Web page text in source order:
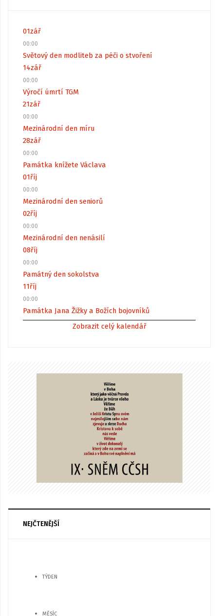
01zář
00:00
Světový den modliteb za péči o stvoření
14zář
00:00
Výročí úmrtí TGM
21zář
00:00
Mezinárodní den míru
28zář
00:00
Památka knížete Václava
01říj
00:00
Mezinárodní den seniorů
02říj
00:00
Mezinárodní den nenásilí
08říj
00:00
Památný den sokolstva
11říj
00:00
Památka Jana Žižky a Božích bojovníků
Zobrazit celý kalendář
NEJČTENĚJŠÍ
TÝDEN
MĚSÍC